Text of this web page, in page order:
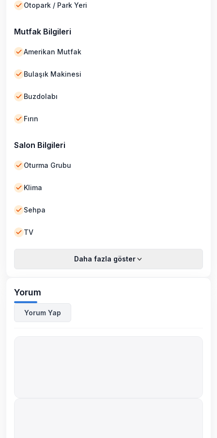
Otopark / Park Yeri
Mutfak Bilgileri
Amerikan Mutfak
Bulaşık Makinesi
Buzdolabı
Fırın
Salon Bilgileri
Oturma Grubu
Klima
Sehpa
TV
Daha fazla göster
Yorum
Yorum Yap